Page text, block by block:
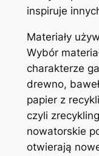
inspiruje
Materiały
Wybór
charakterze
drewno,
papier z
czyli
nowatorskie
otwierają